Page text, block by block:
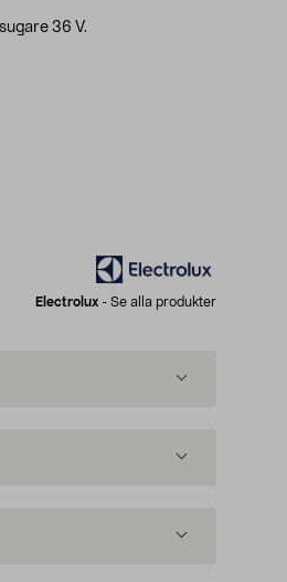
36 V.
Electrolux - Se alla produkter